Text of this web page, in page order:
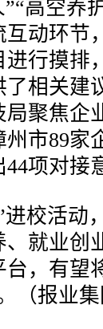
高空养
互动环节
进行摸排
了相关建
局聚焦企
市89家
项对接
校活动
、就业创
台，有望
（报业